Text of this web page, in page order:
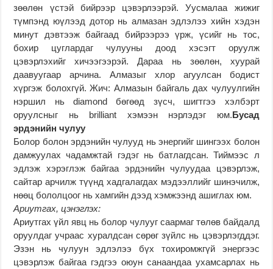
зөөлөн үстэй бийрээр цэвэрлээрэй. Уусмалаа жижиг
түмпэнд юүлээд дотор нь алмазан эдлэлээ хийн хэдэн
минут дэвтээж байгаад бийрээрээ үрж, үсийг нь тос,
бохир цуглардаг чулууны доод хэсэгт оруулж
цэвэрлэхийг хичээгээрэй. Дараа нь зөөлөн, хуурай
даавуугаар арчина. Алмазыг хлор агуулсан бодист
хүргэж болохгүй. Жич: Алмазын байгаль дах чулуулгийн
нэршил нь diamond бөгөөд зүсч, шигтгээ хэлбэрт
оруулсныг нь brilliant хэмээн нэрлэдэг юм.Бусад
эрдэнийн чулуу
Болор болон эрдэнийн чулууд нь энергийг шингээх болон
дамжуулах чадамжтай гэдэг нь батлагдсан. Тиймээс л
эдлэж хэрэглэж байгаа эрдэнийн чулуудаа цэвэрлэж,
сайтар арчилж түүнд хадгалагдах мэдээллийг шинэчилж,
нөөц бололцоог нь хамгийн дээд хэмжээнд ашиглах юм.
Ариутгах, цэнэглэх:
Ариутгах үйл явц нь болор чулууг саармаг төлөв байдалд
оруулдаг учраас хуралдсан сөрөг зүйлс нь цэвэрлэгддэг.
Эзэн нь чулуун эдлэлээ бүх тохиромжгүй энергээс
цэвэрлэж байгаа гэдгээ оюун санаандаа ухамсарлах нь